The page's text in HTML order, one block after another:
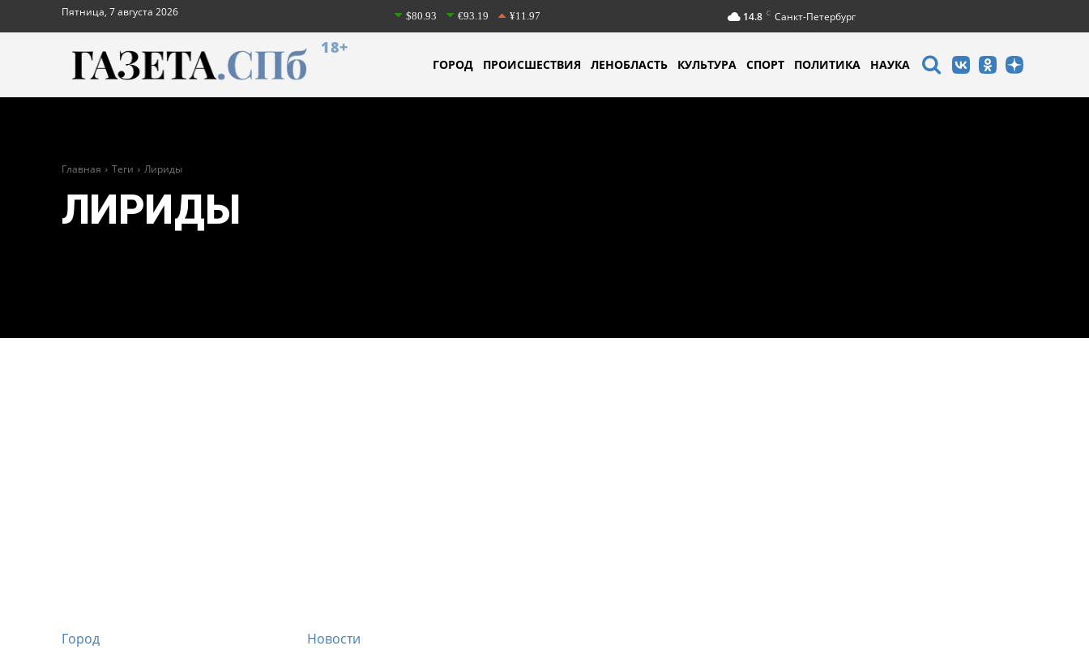
Пятница, 7 августа 2026 $80.93 €93.19 ¥11.97 14.8 C Санкт-Петербург
18+
ГОРОД ПРОИСШЕСТВИЯ ЛЕНОБЛАСТЬ КУЛЬТУРА СПОРТ ПОЛИТИКА НАУКА
Главная Теги Лириды
ЛИРИДЫ
Город Новости